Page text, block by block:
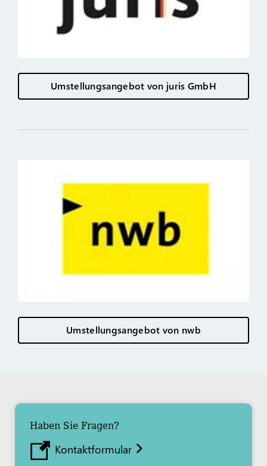
Umstellungsangebot von juris GmbH
Umstellungsangebot von nwb
Haben Sie Fragen?
Kontaktformular